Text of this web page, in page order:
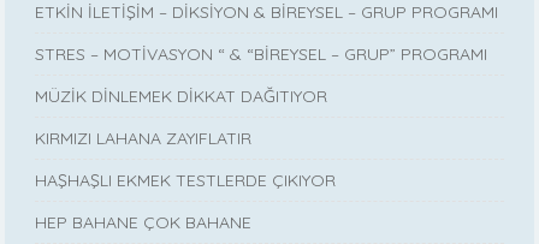
ETKİN İLETİŞİM – DİKSİYON & BİREYSEL – GRUP PROGRAMI
STRES – MOTİVASYON “ & “BİREYSEL – GRUP” PROGRAMI
MÜZİK DİNLEMEK DİKKAT DAĞITIYOR
KIRMIZI LAHANA ZAYIFLATIR
HAŞHAŞLI EKMEK TESTLERDE ÇIKIYOR
HEP BAHANE ÇOK BAHANE